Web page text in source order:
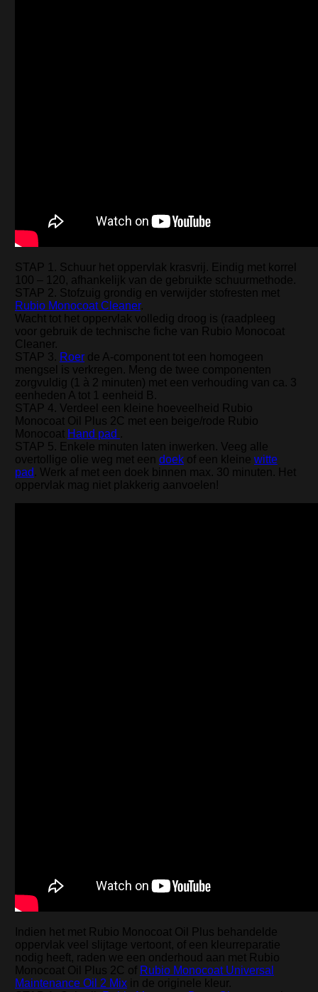
STAP 1. Schuur het oppervlak krasvrij. Eindig met korrel
100 – 120, afhankelijk van de gebruikte schuurmethode.
STAP 2. Stofzuig grondig en verwijder stofresten met
Rubio Monocoat Cleaner.
Wacht tot het oppervlak volledig droog is (raadpleeg
voor gebruik de technische fiche van Rubio Monocoat
Cleaner.
STAP 3. Roerde A-component tot een homogeen
mengsel is verkregen. Meng de twee componenten
zorgvuldig (1 à 2 minuten) met een verhouding van ca. 3
eenheden A tot 1 eenheid B.
STAP 4. Verdeel een kleine hoeveelheid Rubio
Monocoat Oil Plus 2C met een beige/rode Rubio
Monocoat Hand pad .
STAP 5. Enkele minuten laten inwerken. Veeg alle
overtollige olie weg met een doekof een kleine witte
pad . Werk af met een doek binnen max. 30 minuten. Het
oppervlak mag niet plakkerig aanvoelen!
Indien het met Rubio Monocoat Oil Plus behandelde
oppervlak veel slijtage vertoont, of een kleurreparatie
nodig heeft, raden we een onderhoud aan met Rubio
Monocoat Oil Plus 2C of Rubio Monocoat Universal
Maintenance Oil 2 Mixin de originele kleur.